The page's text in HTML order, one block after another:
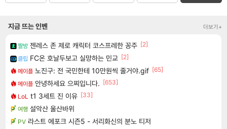
지금 뜨는 인벤 더보기+
짤방 젠레스 존 제로 캐릭터 코스프레한 꽁주 [2]
클립 FC온 호날두보고 실망하는 민교 [2]
메이플 노진구: 전 국민한테 10만원씩 줄거야.gif [65]
메이플 안녕하세요 으찌입니다. [653]
LoL t1 3세트 진 이유 [33]
여행 설악산 울산바위
PV 라스트 에포크 시즌5 - 서리화신의 분노 티저